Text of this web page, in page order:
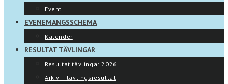
Event
EVENEMANGSSCHEMA
Kalender
RESULTAT TÄVLINGAR
Resultat tävlingar 2026
Arkiv – tävlingsresultat